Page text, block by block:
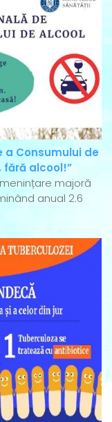
a Consumului de
fără alcool!”
majoră
anual 2.6